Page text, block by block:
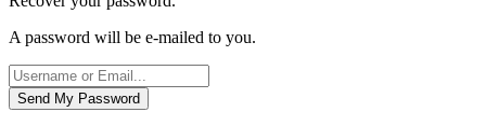
A password will be e-mailed to you.